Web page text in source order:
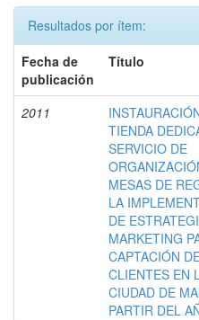
Resultados por ítem:
Fecha de
publicación
Título
2011
TIENDA
SERVICIO DE
MESAS DE
LA
DE
MARKETING
CAPTACIÓN
CLIENTES EN
CIUDAD DE
PARTIR DEL